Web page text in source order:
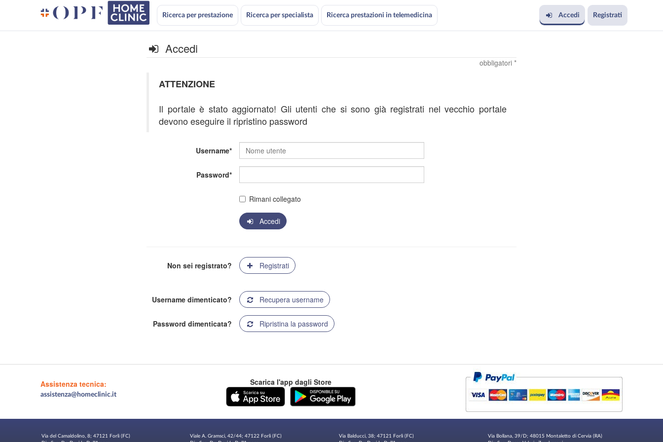
Ricerca per prestazione Ricerca per specialista Ricerca prestazioni in telemedicina Accedi Registrati
Accedi
obbligatori *
ATTENZIONE
Il portale è stato aggiornato! Gli utenti che si sono già registrati nel vecchio portale
devono eseguire il ripristino password
Username
Password
Rimani collegato
Accedi
Non sei registrato? Registrati
Username dimenticato? Recupera username
Password dimenticata? Ripristina la password
Assistenza tecnica:
assistenza@homeclinic.it
Scarica l'app dagli Store
Via del Camaldolino, 8; 47121 Forlì (FC)
Viale A. Gramsci, 42/44; 47122 Forlì (FC)
Via Balducci, 38; 47121 Forlì (FC)
Via Bollana, 39/D; 48015 Montaletto di Cervia (RA)